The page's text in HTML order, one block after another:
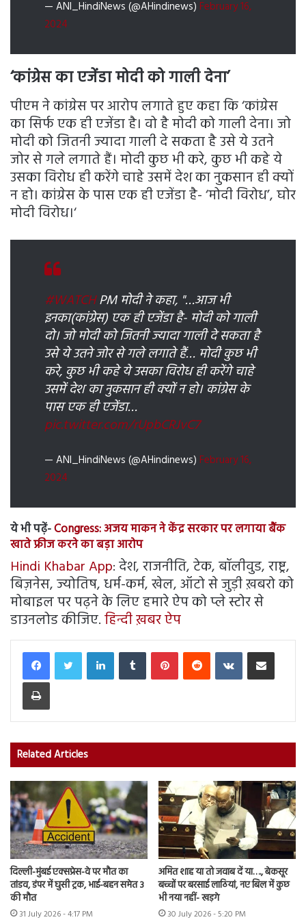
— ANI_HindiNews (@AHindinews) February 16,
2024
‘कांग्रेस का एजेंडा मोदी को गाली देना’
पीएम ने कांग्रेस पर आरोप लगाते हुए कहा कि ‘कांग्रेस
का सिर्फ एक ही एजेंडा है। वो है मोदी को गाली देना। जो
मोदी को जितनी ज्यादा गाली दे सकता है उसे ये उतने
जोर से गले लगाते हैं। मोदी कुछ भी करे, कुछ भी कहे ये
उसका विरोध ही करेंगे चाहे उसमें देश का नुकसान ही क्यों
न हो। कांग्रेस के पास एक ही एजेंडा है- ‘मोदी विरोध’, घोर
मोदी विरोध।‘
#WATCHPM मोदी ने कहा, "…आज भी
इनका(कांग्रेस) एक ही एजेंडा है- मोदी को गाली
दो। जो मोदी को जितनी ज्यादा गाली दे सकता है
उसे ये उतने जोर से गले लगाते हैं… मोदी कुछ भी
करे, कुछ भी कहे ये उसका विरोध ही करेंगे चाहे
उसमें देश का नुकसान ही क्यों न हो। कांग्रेस के
पास एक ही एजेंडा…
pic.twitter.com/rUpbCRJvC7
— ANI_HindiNews (@AHindinews) February 16,
2024
ये भी पढ़ें-Congress: अजय माकन ने केंद्र सरकार पर लगाया बैंक
खाते फ्रीज करने का बड़ा आरोप
Hindi Khabar App: देश, राजनीति, टेक, बॉलीवुड, राष्ट्र,
बिज़नेस, ज्योतिष, धर्म-कर्म, खेल, ऑटो से जुड़ी ख़बरो को
मोबाइल पर पढ़ने के लिए हमारे ऐप को प्ले स्टोर से
डाउनलोड कीजिए.हिन्दी ख़बर ऐप
LinkedInTumblr PinterestReddit VKontakteShare via Email
Print
Related Articles
दिल्ली-मुंबई एक्सप्रेस-वे पर मौत का
तांडव, डंपर में घुसी ट्रक, भाई-बहन समेत 3
की मौत
31 July 2026 - 4:17 PM
अमित शाह या तो जवाब दें या…., बेकसूर
बच्चों पर बरसाई लाठियां, नए बिल में कुछ
भी नया नहीं- खड़गे
30 July 2026 - 5:20 PM